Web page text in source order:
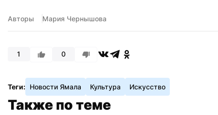
Авторы Мария Чернышова
1 0
Теги: Новости Ямала Культура Искусство
Также по теме